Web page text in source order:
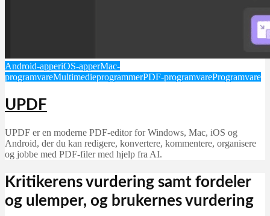
Android-apperiOS-apperMac-
programvareMultimedieprogrammerPDF-programvareProgramvare
UPDF
UPDF er en moderne PDF-editor for Windows, Mac, iOS og
Android, der du kan redigere, konvertere, kommentere, organisere
og jobbe med PDF-filer med hjelp fra AI.
Kritikerens vurdering samt fordeler
og ulemper, og brukernes vurdering